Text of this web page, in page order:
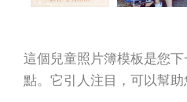
這個兒童照片簿模板是您
點。它引人注目，可以幫助